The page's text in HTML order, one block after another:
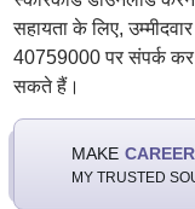
सहायता के लिए,
40759000 पर संपर्क
सकते हैं।
MAKE
MY TRUSTED